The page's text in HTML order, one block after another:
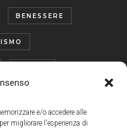
e/o accedere alle
migliorare l'esperienza di
BENESSERE
MANAGER